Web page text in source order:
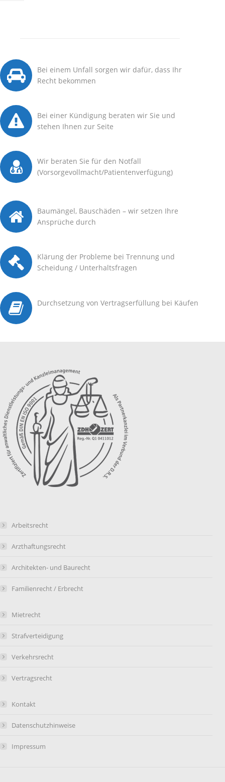
Bei einem Unfall sorgen wir dafür, dass Ihr
Recht bekommen
Bei einer Kündigung beraten wir Sie und
stehen Ihnen zur Seite
Wir beraten Sie für den Notfall
(Vorsorgevollmacht/Patientenverfügung)
Baumängel, Bauschäden – wir setzen Ihre
Ansprüche durch
Klärung der Probleme bei Trennung und
Scheidung / Unterhaltsfragen
Durchsetzung von Vertragserfüllung bei Käufen
Arbeitsrecht
Arzthaftungsrecht
Architekten- und Baurecht
Familienrecht / Erbrecht
Mietrecht
Strafverteidigung
Verkehrsrecht
Vertragsrecht
Kontakt
Datenschutzhinweise
Impressum